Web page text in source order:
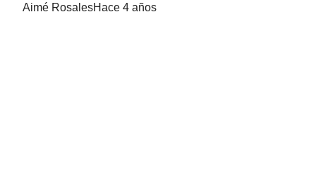
Aimé RosalesHace 4 años